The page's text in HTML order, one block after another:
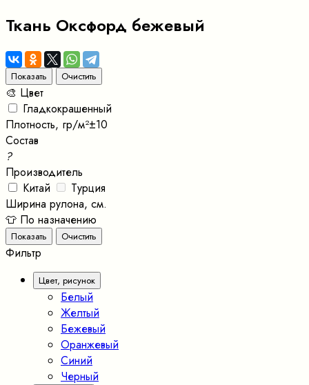
Ткань Оксфорд бежевый
🎨 Цвет
Гладкокрашенный
Плотность, гр/м²±10
Состав
?
Производитель
Китай
Турция
Ширина рулона, см.
👕 По назначению
Фильтр
Цвет, рисунок
Белый
Желтый
Бежевый
Оранжевый
Синий
Черный